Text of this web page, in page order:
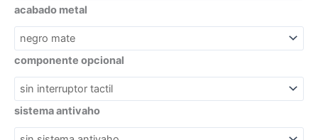
acabado metal
componente opcional
sistema antivaho